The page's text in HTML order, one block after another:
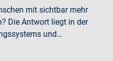
mit sichtbar mehr
Die Antwort liegt in der
und…